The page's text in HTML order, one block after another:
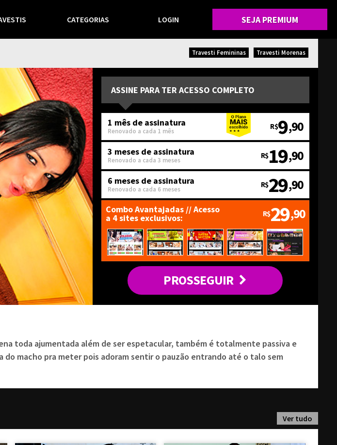
CATEGORIAS LOGIN SEJA PREMIUM
Travesti Femininas Travesti Morenas
ASSINE PARA TER ACESSO COMPLETO
1 mês de assinatura
Renovado a cada 1 mês R$9,90
3 meses de assinatura
Renovado a cada 3 meses R$19,90
6 meses de assinatura
Renovado a cada 6 meses R$29,90
Combo Avantajadas // Acesso
a 4 sites exclusivos R$29,90
PROSSEGUIR
toda ajumentada além de ser espetacular, também é totalmente passiva e
macho pra meter pois adoram sentir o pauzão entrando até o talo sem
Ver tudo